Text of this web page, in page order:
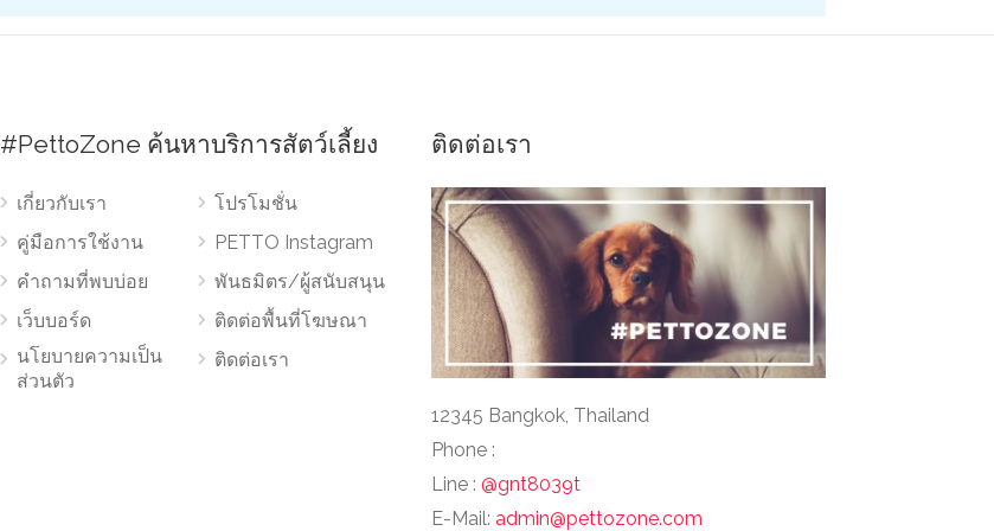
#PettoZone ค้นหาบริการสัตว์เลี้ยง
เกี่ยวกับเรา
คู่มือการใช้งาน
คำถามที่พบบ่อย
เว็บบอร์ด
นโยบายความเป็น
ส่วนตัว
โปรโมชั่น
PETTO Instagram
พันธมิตร/ผู้สนับสนุน
ติดต่อพื้นที่โฆษณา
ติดต่อเรา
ติดต่อเรา
12345 Bangkok, Thailand
Phone :
Line : @gnt8039t
E-Mail: admin@pettozone.com